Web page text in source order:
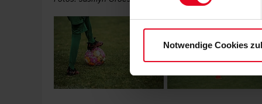
Notwendige Cookies